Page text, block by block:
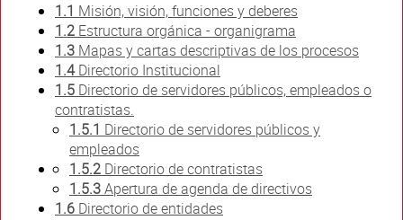
1.1 Misión, visión, funciones y deberes
1.2 Estructura orgánica - organigrama
1.3 Mapas y cartas descriptivas de los procesos
1.4Directorio Institucional
1.5 Directorio de servidores públicos, empleados o
contratistas.
1.5.1 Directorio de servidores públicos y
empleados
1.5.2 Directorio de contratistas
1.5.3Apertura de agenda de directivos
1.6 Directorio de entidades